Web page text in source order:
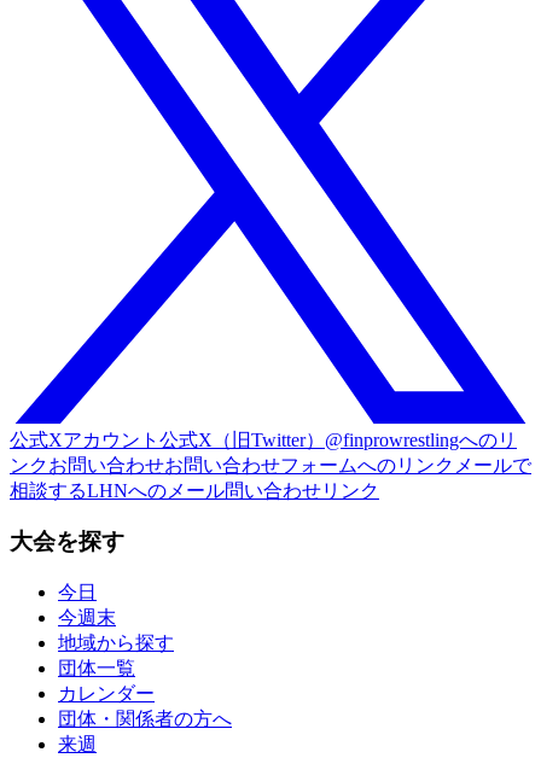
公式Xアカウント 公式X（旧Twitter）@finprowrestlingへのリ
ンクお問い合わせお問い合わせフォームへのリンク メールで
相談するLHNへのメール問い合わせリンク
大会を探す
今日
今週末
地域から探す
団体一覧
カレンダー
団体・関係者の方へ
来週